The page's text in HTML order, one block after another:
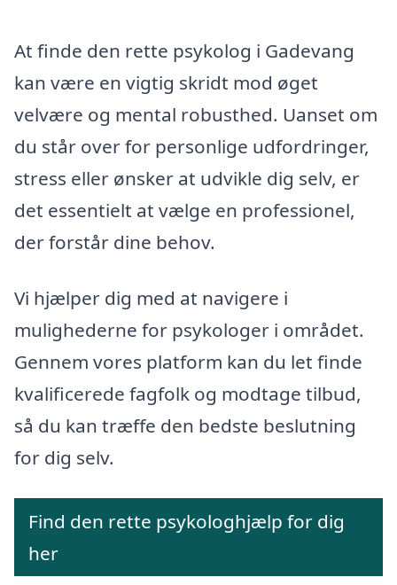
At finde den rette psykolog i Gadevang
kan være en vigtig skridt mod øget
velvære og mental robusthed. Uanset om
du står over for personlige udfordringer,
stress eller ønsker at udvikle dig selv, er
det essentielt at vælge en professionel,
der forstår dine behov.
Vi hjælper dig med at navigere i
mulighederne for psykologer i området.
Gennem vores platform kan du let finde
kvalificerede fagfolk og modtage tilbud,
så du kan træffe den bedste beslutning
for dig selv.
Find den rette psykologhjælp for dig
her